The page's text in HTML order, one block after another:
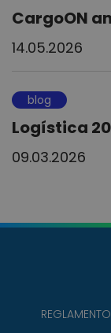
CargoON
14.05.2026
blog
Logística
09.03.2026
REGLAMENTO